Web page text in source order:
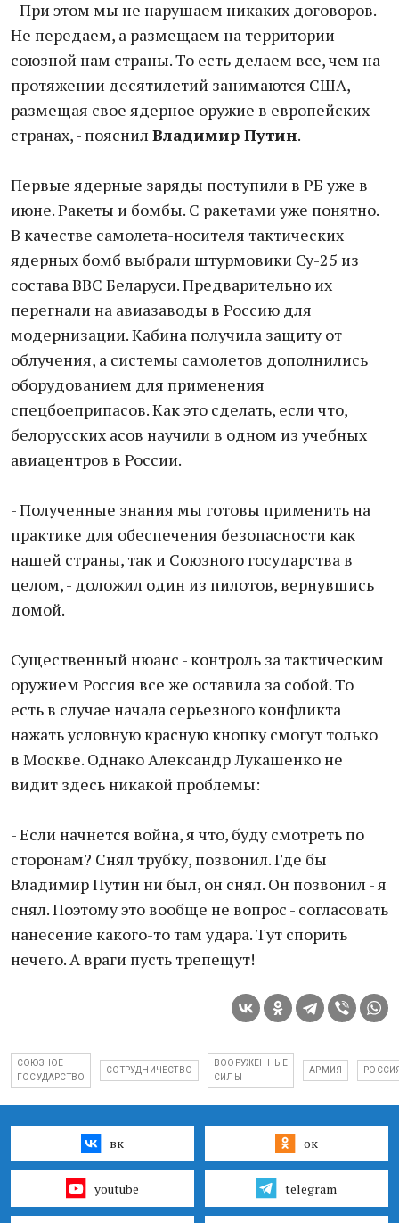
- При этом мы не нарушаем никаких договоров.
Не передаем, а размещаем на территории
союзной нам страны. То есть делаем все, чем на
протяжении десятилетий занимаются США,
размещая свое ядерное оружие в европейских
странах, - пояснил Владимир Путин.
Первые ядерные заряды поступили в РБ уже в
июне. Ракеты и бомбы. С ракетами уже понятно.
В качестве самолета-носителя тактических
ядерных бомб выбрали штурмовики Су-25 из
состава ВВС Беларуси. Предварительно их
перегнали на авиазаводы в Россию для
модернизации. Кабина получила защиту от
облучения, а системы самолетов дополнились
оборудованием для применения
спецбоеприпасов. Как это сделать, если что,
белорусских асов научили в одном из учебных
авиацентров в России.
- Полученные знания мы готовы применить на
практике для обеспечения безопасности как
нашей страны, так и Союзного государства в
целом, - доложил один из пилотов, вернувшись
домой.
Существенный нюанс - контроль за тактическим
оружием Россия все же оставила за собой. То
есть в случае начала серьезного конфликта
нажать условную красную кнопку смогут только
в Москве. Однако Александр Лукашенко не
видит здесь никакой проблемы:
- Если начнется война, я что, буду смотреть по
сторонам? Снял трубку, позвонил. Где бы
Владимир Путин ни был, он снял. Он позвонил - я
снял. Поэтому это вообще не вопрос - согласовать
нанесение какого-то там удара. Тут спорить
нечего. А враги пусть трепещут!
СОЮЗНОЕ
ГОСУДАРСТВО
СОТРУДНИЧЕСТВО
ВООРУЖЕННЫЕ
СИЛЫ
АРМИЯ
вк ок
youtube telegram